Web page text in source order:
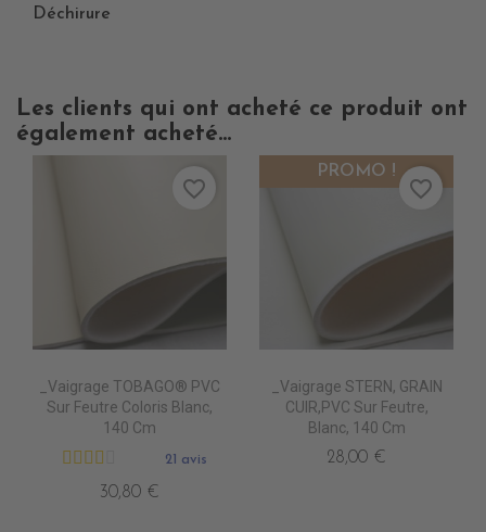
Déchirure
Les clients qui ont acheté ce produit ont
également acheté...
_Vaigrage TOBAGO® PVC
Sur Feutre Coloris Blanc,
140 Cm
21 avis
30,80 €
favorite_border
_Vaigrage STERN, GRAIN
CUIR,PVC Sur Feutre,
Blanc, 140 Cm
28,00 €
PROMO !
favorite_border